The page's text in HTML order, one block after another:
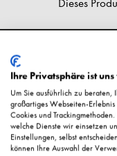
Fragen zum
Ihre Privatsphäre ist
Um Sie ausführlich zu
großartiges Webseiten-
Cookies und
welche Dienste wir einsetzen
Einstellungen, selbst
können Ihre Auswahl der